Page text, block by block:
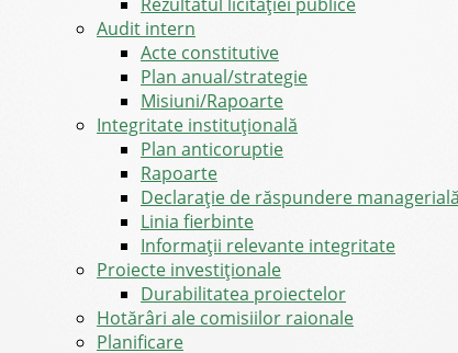
Audit intern
Acte constitutive
Plan anual/strategie
Misiuni/Rapoarte
Integritate instituțională
Plan anticoruptie
Rapoarte
Declarație de răspundere managerială
Linia fierbinte
Informații relevante integritate
Proiecte investiționale
Durabilitatea proiectelor
Hotărâri ale comisiilor raionale
Planificare